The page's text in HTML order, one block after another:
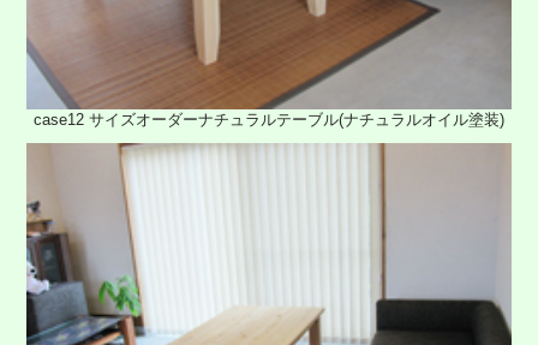
case12 サイズオーダーナチュラルテーブル(ナチュラルオイル塗装)